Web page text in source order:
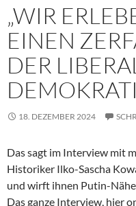
„WIR
EINEN
DER
18. DEZEMBER 2024
Das sagt im Interview mit
Historiker Ilko-Sascha
und wirft ihnen Putin-
Das ganze Interview, hier